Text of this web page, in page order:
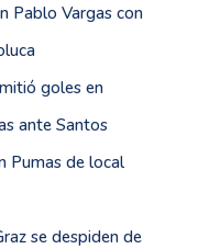
Pablo Vargas con
goles en
ante Santos
Pumas de local
se despiden de